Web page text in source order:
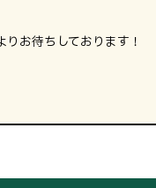
お待ちしております！